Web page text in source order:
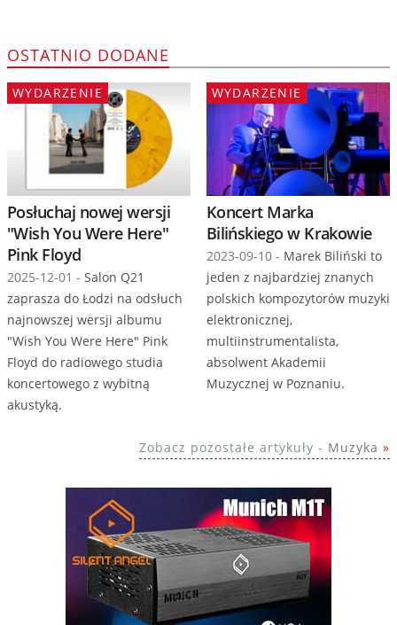
OSTATNIO DODANE
Posłuchaj nowej wersji
"Wish You Were Here"
Pink Floyd
2025-12-01 - Salon Q21
zaprasza do Łodzi na odsłuch
najnowszej wersji albumu
"Wish You Were Here" Pink
Floyd do radiowego studia
koncertowego z wybitną
akustyką.
WYDARZENIE
Koncert Marka
Bilińskiego w Krakowie
2023-09-10 - Marek Biliński to
jeden z najbardziej znanych
polskich kompozytorów muzyki
elektronicznej,
multiinstrumentalista,
absolwent Akademii
Muzycznej w Poznaniu.
WYDARZENIE
Zobacz pozostałe artykuły - Muzyka